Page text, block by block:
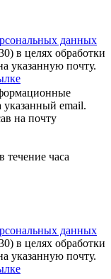
данных
в целях обработки
указанную почту.
email.
на почту
часа
данных
в целях обработки
указанную почту.